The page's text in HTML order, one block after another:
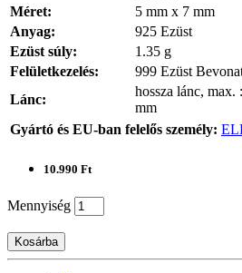
Méret:
5 mm x 7 mm
Anyag:
925 Ezüst
Ezüst súly:
1.35 g
Felületkezelés:
999 Ezüst
Lánc:
hossza lánc, max.
mm
Gyártó és EU-ban felelős személy:
10.990 Ft
Mennyiség
Kosárba